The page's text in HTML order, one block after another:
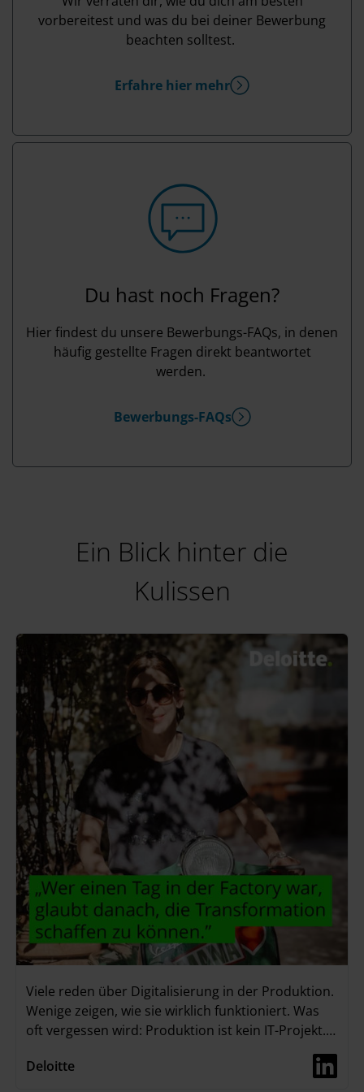
vorbereitest und was du bei deiner Bewerbung
beachten solltest.
Erfahre hier mehr
Du hast noch Fragen?
Hier findest du unsere Bewerbungs-FAQs, in denen
häufig gestellte Fragen direkt beantwortet
werden.
Bewerbungs-FAQs
Ein Blick hinter die
Kulissen
Viele reden über Digitalisierung in der Produktion.
Wenige zeigen, wie sie wirklich funktioniert. Was
oft vergessen wird: Produktion ist kein IT-Projekt.
Du hast Maschinen, gewachsene Systeme – und
vor allem physische Grenzen. Genau daran
Deloitte